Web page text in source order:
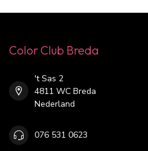
Color Club Breda
't Sas 2
4811 WC Breda
Nederland
076 531 0623